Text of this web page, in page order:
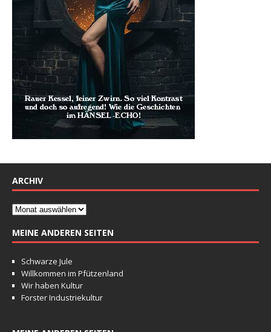
ARCHIV
MEINE ANDEREN SEITEN
Schwarze Jule
Willkommen im Pfützenland
Wir haben Kultur
Forster Industriekultur